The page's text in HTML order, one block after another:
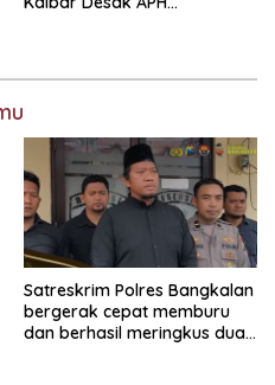
Satreskrim Polres Bangkalan
bergerak cepat memburu
dan berhasil meringkus dua